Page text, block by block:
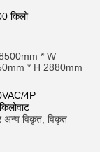
किलो
* W
* H 2880mm
4P
अन्य विकृत, विकृत